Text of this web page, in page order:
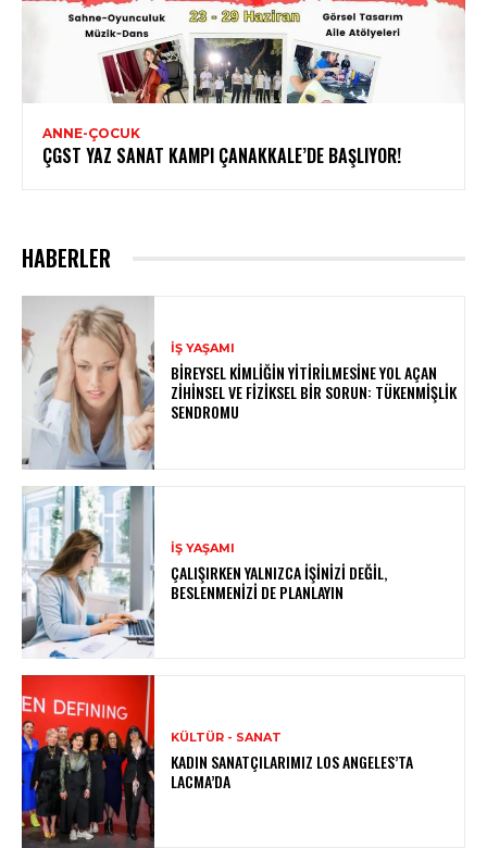
ANNE-ÇOCUK
ÇGST YAZ SANAT KAMPI ÇANAKKALE’DE BAŞLIYOR!
HABERLER
İŞ YAŞAMI
BIREYSEL KIMLIĞIN YITIRILMESINE YOL AÇAN
ZIHINSEL VE FIZIKSEL BIR SORUN: TÜKENMIŞLIK
SENDROMU
İŞ YAŞAMI
ÇALIŞIRKEN YALNIZCA İŞINIZI DEĞIL,
BESLENMENIZI DE PLANLAYIN
KÜLTÜR - SANAT
KADIN SANATÇILARIMIZ LOS ANGELES’TA
LACMA’DA